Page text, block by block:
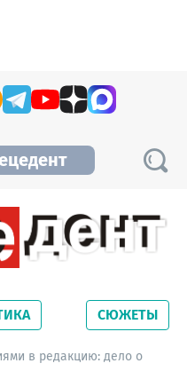
Читайте свежие
издания
СЮЖЕТЫ
в редакцию: дело о